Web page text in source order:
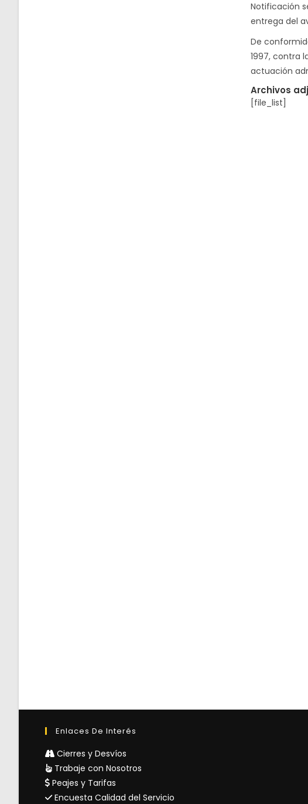
Notificación
entrega del
De
1997, contra
actuación
Archivos
[file_list]
Enlaces De Interés
Cierres y Desvíos
Trabaje con Nosotros
Peajes y Tarifas
Encuesta Calidad del Servicio